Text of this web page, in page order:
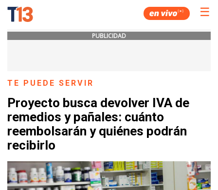
☰
PUBLICIDAD
TE PUEDE SERVIR
Proyecto busca devolver IVA de
remedios y pañales: cuánto
reembolsarán y quiénes podrán
recibirlo